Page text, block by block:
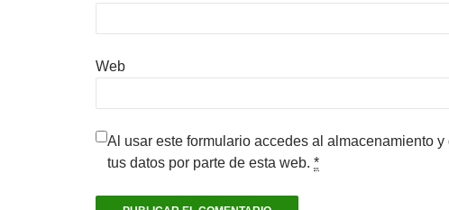
Web
Al usar este formulario accedes al almacenamiento y
tus datos por parte de esta web. *